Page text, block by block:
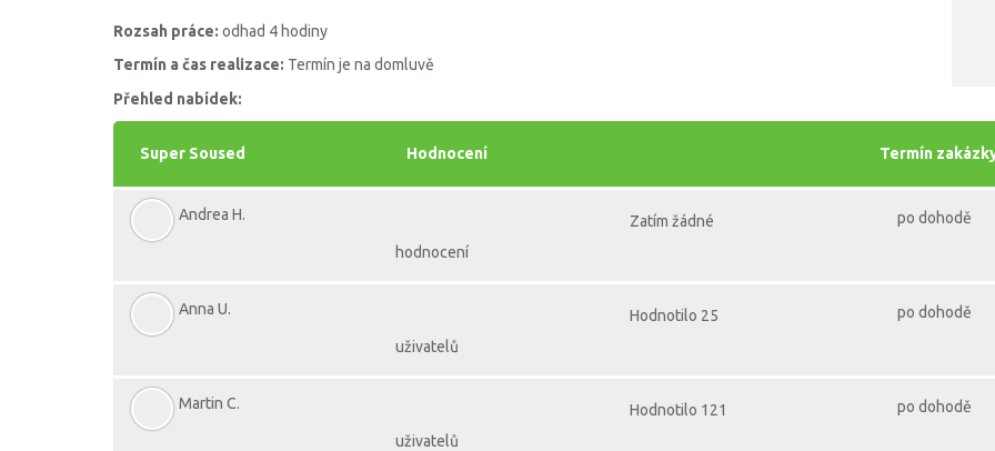
Rozsah práce: odhad 4 hodiny
Termín a čas realizace: Termín je na domluvě
Přehled nabídek:
Super Soused Hodnocení Termín
Andrea H.
Zatím žádné
hodnocení
po dohodě
Anna U.
Hodnotilo 25
uživatelů
po dohodě
Martin C.
Hodnotilo 121
uživatelů
po dohodě